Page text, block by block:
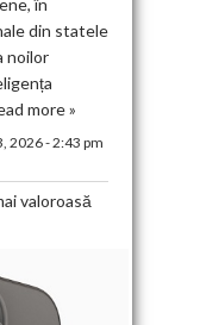
în
din statele
noilor
more »
2026 - 2:43 pm
valoroasă